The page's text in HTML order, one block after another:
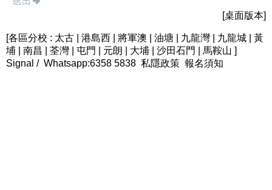
[桌面版本]
[各區分校 : 太古 | 港島西 | 將軍澳 | 油塘 | 九龍灣 | 九龍城 | 黃
埔 | 南昌 | 荃灣 | 屯門 | 元朗 | 大埔 | 沙田石門 | 馬鞍山 ]
Signal / Whatsapp:6358 5838 私隱政策 報名須知